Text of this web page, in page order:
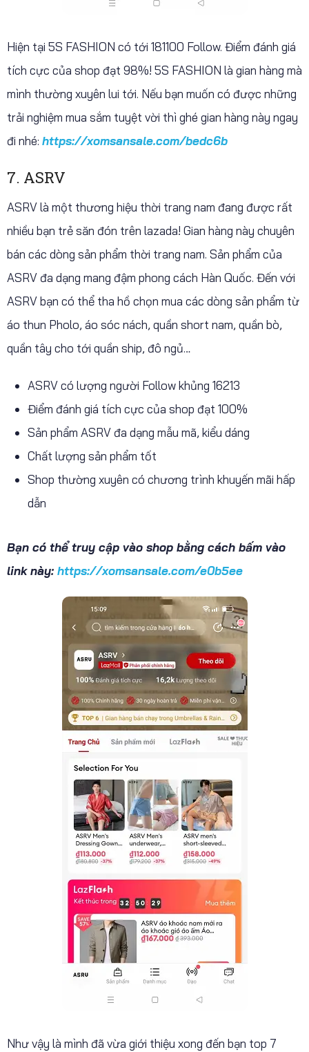
Hiện tại 5S FASHION có tới 181100 Follow. Điểm đánh giá
tích cực của shop đạt 98%! 5S FASHION là gian hàng mà
mình thường xuyên lui tới. Nếu bạn muốn có được những
trải nghiệm mua sắm tuyệt vời thì ghé gian hàng này ngay
đi nhé: https://xomsansale.com/bedc6b
7. ASRV
ASRV là một thương hiệu thời trang nam đang được rất
nhiều bạn trẻ săn đón trên lazada! Gian hàng này chuyên
bán các dòng sản phẩm thời trang nam. Sản phẩm của
ASRV đa dạng mang đậm phong cách Hàn Quốc. Đến với
ASRV bạn có thể tha hồ chọn mua các dòng sản phẩm từ
áo thun Pholo, áo sóc nách, quần short nam, quần bò,
quần tây cho tới quần ship, đô ngủ…
ASRV có lượng người Follow khủng 16213
Điểm đánh giá tích cực của shop đạt 100%
Sản phẩm ASRV đa dạng mẫu mã, kiểu dáng
Chất lượng sản phẩm tốt
Shop thường xuyên có chương trình khuyến mãi hấp
dẫn
Bạn có thể truy cập vào shop bằng cách bấm vào
link này: https://xomsansale.com/e0b5ee
Như vậy là mình đã vừa giới thiệu xong đến bạn top 7